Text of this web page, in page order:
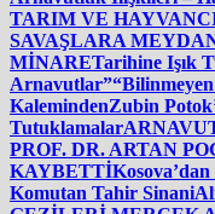
TARIM VE
SAVAŞLARA
MİNARETarihine Işık
Arnavutlar”
KalemindenZubin
Tutuklamalar
PROF. DR. ARTAN
KAYBETTİ
Komutan Tahir Sinani